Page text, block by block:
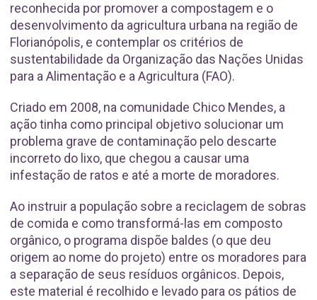
reconhecida por promover a compostagem e o
desenvolvimento da agricultura urbana na região de
Florianópolis, e contemplar os critérios de
sustentabilidade da Organização das Nações Unidas
para a Alimentação e a Agricultura (FAO).
Criado em 2008, na comunidade Chico Mendes, a
ação tinha como principal objetivo solucionar um
problema grave de contaminação pelo descarte
incorreto do lixo, que chegou a causar uma
infestação de ratos e até a morte de moradores.
Ao instruir a população sobre a reciclagem de sobras
de comida e como transformá-las em composto
orgânico, o programa dispõe baldes (o que deu
origem ao nome do projeto) entre os moradores para
a separação de seus resíduos orgânicos. Depois,
este material é recolhido e levado para os pátios de